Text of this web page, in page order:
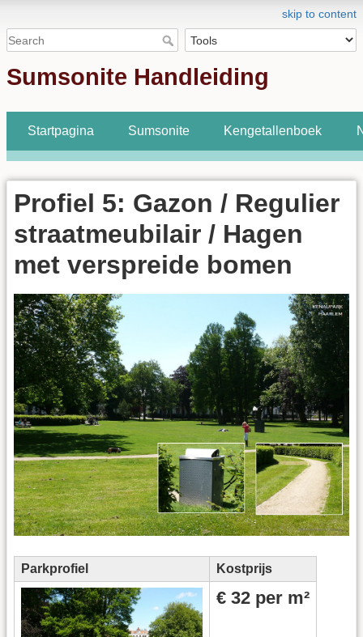
skip to content
Sumsonite Handleiding
Startpagina Sumsonite Kengetallenboek
Profiel 5: Gazon / Regulier
straatmeubilair / Hagen
met verspreide bomen
Parkprofiel Kostprijs
€ 32 per m²